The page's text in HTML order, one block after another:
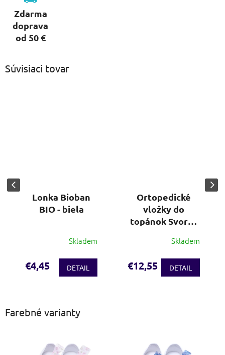
Zdarma
doprava
od 50 €
Súvisiaci tovar
Lonka Bioban
BIO - biela
Skladem
€4,45 DETAIL
Ortopedické
vložky do
topánok Svorto
Skladem
€12,55 DETAIL
Farebné varianty